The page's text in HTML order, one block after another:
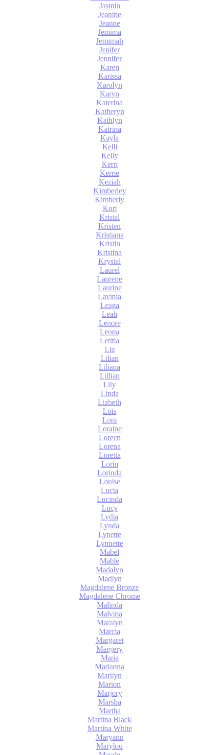
Jasmin
Jeanine
Jeanne
Jemima
Jemimah
Jenifer
Jennifer
Karen
Karissa
Karolyn
Karyn
Katerina
Katheryn
Kathlyn
Katrina
Kayla
Kelli
Kelly
Kerri
Kerrie
Keziah
Kimberley
Kimberly
Kori
Kristal
Kristen
Kristiana
Kristin
Kristina
Krystal
Laurel
Laurene
Laurine
Lavinia
Leaga
Leah
Lenore
Leona
Letitia
Lia
Lilian
Liliana
Lillian
Lily
Linda
Lizbeth
Lois
Lora
Loraine
Loreen
Lorena
Loretta
Lorin
Lorinda
Louise
Lucia
Lucinda
Lucy
Lydia
Lynda
Lynette
Lynnette
Mabel
Mable
Madalyn
Madlyn
Magdalene Bronze
Magdalene Chrome
Malinda
Malvina
Maralyn
Marcia
Margaret
Margery
Maria
Marianna
Marilyn
Marion
Marjory
Marsha
Martha
Martina Black
Martina White
Maryann
Marylou